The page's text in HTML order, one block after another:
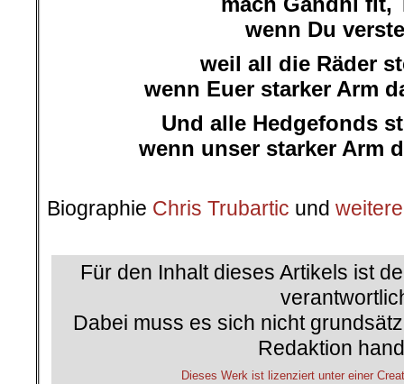
wenn Du
weil all die Räder
wenn Euer starker Arm
Und alle Hedgefonds
wenn unser starker Arm
Biographie Chris Trubartic und
Für den Inhalt dieses Artikels ist
Dabei muss es sich nicht
Redaktion
Dieses Werk ist lizenziert unter einer